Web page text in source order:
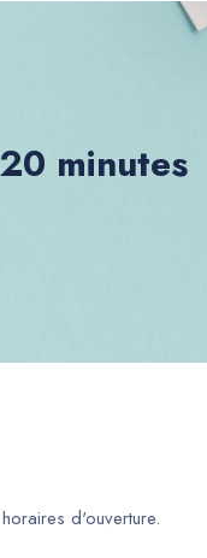
minutes
d'ouverture.